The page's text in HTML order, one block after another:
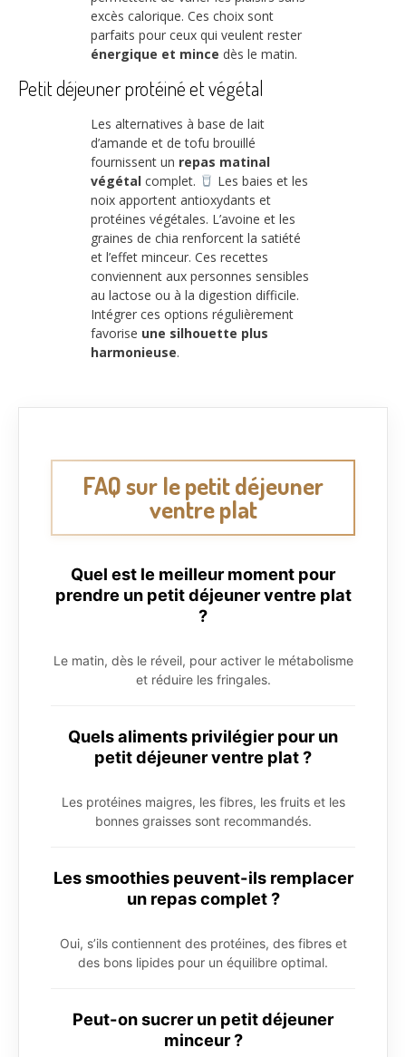
excès calorique. Ces choix sont
parfaits pour ceux qui veulent rester
énergique et mince dès le matin.
Petit déjeuner protéiné et végétal
Les alternatives à base de lait
d’amande et de tofu brouillé
fournissent un repas matinal
végétal complet.
Les baies et les
noix apportent antioxydants et
protéines végétales. L’avoine et les
graines de chia renforcent la satiété
et l’effet minceur. Ces recettes
conviennent aux personnes sensibles
au lactose ou à la digestion difficile.
Intégrer ces options régulièrement
favorise une silhouette plus
harmonieuse.
FAQ sur le petit déjeuner
ventre plat
Quel est le meilleur moment pour
prendre un petit déjeuner ventre plat
?
Le matin, dès le réveil, pour activer le métabolisme
et réduire les fringales.
Quels aliments privilégier pour un
petit déjeuner ventre plat ?
Les protéines maigres, les fibres, les fruits et les
bonnes graisses sont recommandés.
Les smoothies peuvent-ils remplacer
un repas complet ?
Oui, s’ils contiennent des protéines, des fibres et
des bons lipides pour un équilibre optimal.
Peut-on sucrer un petit déjeuner
minceur ?